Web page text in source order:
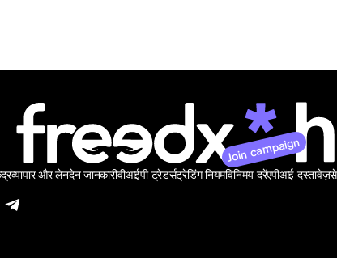
Join campaign
व्यापार और लेनदेन जानकारीवीआईपी ट्रेडर्सट्रेडिंग नियमविनिमय दरेंएपीआई दस्तावेज़